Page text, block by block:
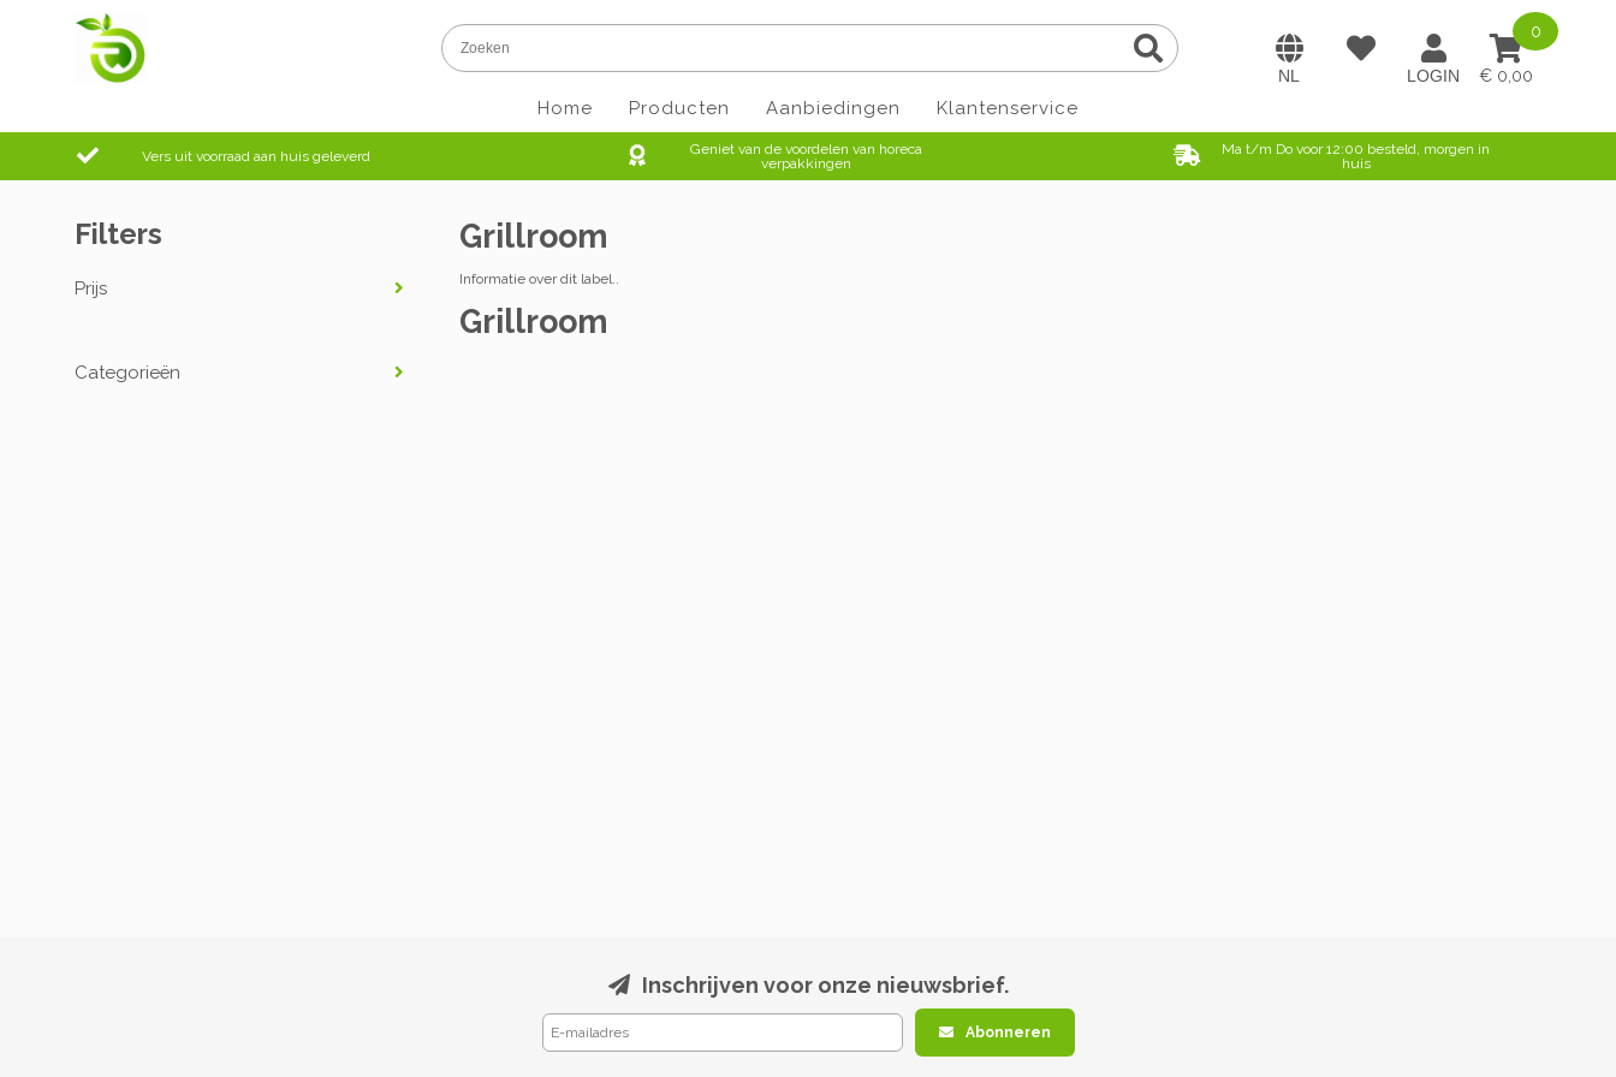
0,00
0
Home Producten Aanbiedingen Klantenservice
Vers uit voorraad aan huis geleverd
Geniet van de voordelen van horeca
verpakkingen
Ma t/m Do voor 12:00 besteld, morgen in
huis
Grillroom
Informatie over dit label..
Grillroom
Filters
Prijs
Categorieën
Inschrijven voor onze nieuwsbrief.
Abonneren